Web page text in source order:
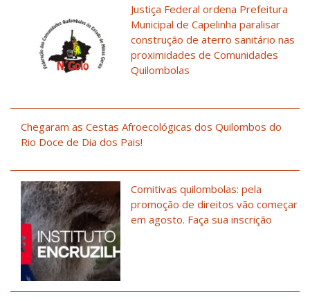
Justiça Federal ordena Prefeitura
Municipal de Capelinha paralisar
construção de aterro sanitário nas
proximidades de Comunidades
Quilombolas
Chegaram as Cestas Afroecológicas dos Quilombos do
Rio Doce de Dia dos Pais!
Comitivas quilombolas: pela
promoção de direitos vão começar
em agosto. Faça sua inscrição